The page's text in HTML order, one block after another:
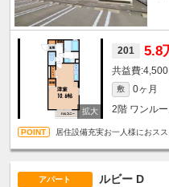
201 5.8
敷 0ヶ月
2階 ワンル
居住設備充実お一人様におス
アパート ルビー D